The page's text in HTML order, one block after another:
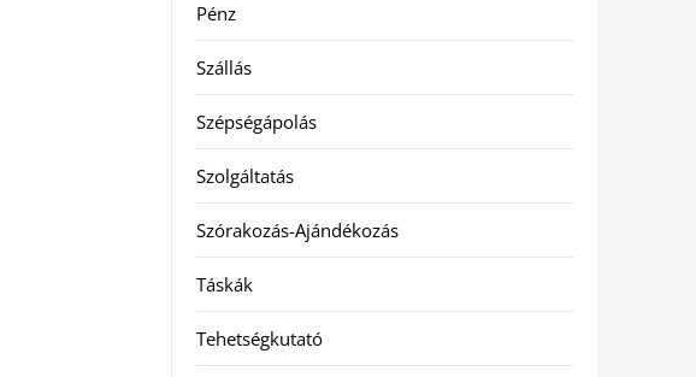
Pénz
Szállás
Szépségápolás
Szolgáltatás
Szórakozás-Ajándékozás
Táskák
Tehetségkutató